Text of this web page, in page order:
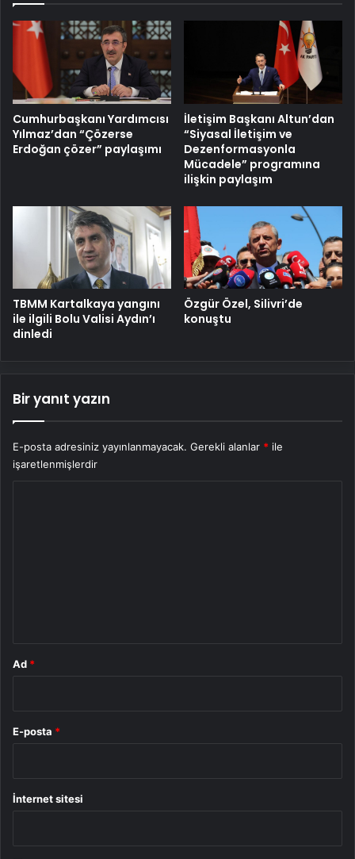
Cumhurbaşkanı Yardımcısı
Yılmaz’dan “Çözerse
Erdoğan çözer” paylaşımı
İletişim Başkanı Altun’dan
“Siyasal İletişim ve
Dezenformasyonla
Mücadele” programına
ilişkin paylaşım
TBMM Kartalkaya yangını
ile ilgili Bolu Valisi Aydın’ı
dinledi
Özgür Özel, Silivri’de
konuştu
Bir yanıt yazın
E-posta adresiniz yayınlanmayacak. Gerekli alanlar * ile
işaretlenmişlerdir
Ad *
E-posta *
İnternet sitesi